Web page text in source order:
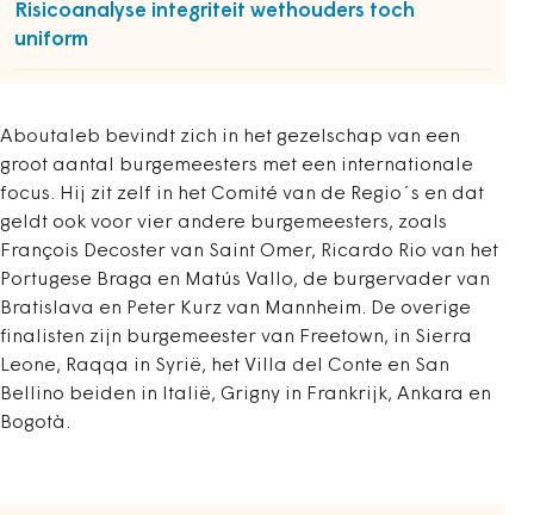
Risicoanalyse integriteit wethouders toch
uniform
Aboutaleb bevindt zich in het gezelschap van een
groot aantal burgemeesters met een internationale
focus. Hij zit zelf in het Comité van de Regio´s en dat
geldt ook voor vier andere burgemeesters, zoals
François Decoster van Saint Omer, Ricardo Rio van het
Portugese Braga en Matús Vallo, de burgervader van
Bratislava en Peter Kurz van Mannheim. De overige
finalisten zijn burgemeester van Freetown, in Sierra
Leone, Raqqa in Syrië, het Villa del Conte en San
Bellino beiden in Italië, Grigny in Frankrijk, Ankara en
Bogotà.